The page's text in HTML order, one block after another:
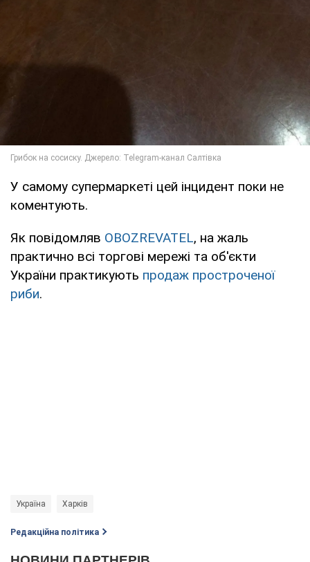
У самому супермаркеті цей інцидент поки не
коментують.
Як повідомляв OBOZREVATEL, на жаль
практично всі торгові мережі та об'єкти
України практикують продаж простроченої
риби.
Україна Харків
Редакційна політика